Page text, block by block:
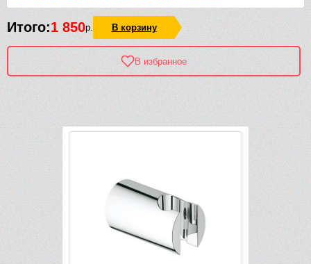
Итого:1 850р. В корзину
В избранное